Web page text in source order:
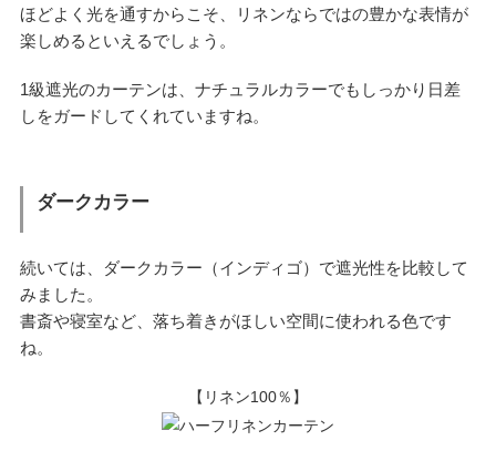
ほどよく光を通すからこそ、リネンならではの豊かな表情が
楽しめるといえるでしょう。
1級遮光のカーテンは、ナチュラルカラーでもしっかり日差
しをガードしてくれていますね。
ダークカラー
続いては、ダークカラー（インディゴ）で遮光性を比較して
みました。
書斎や寝室など、落ち着きがほしい空間に使われる色です
ね。
【リネン100％】